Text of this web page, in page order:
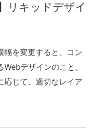
リキッドデザイ
幅を変更すると、コン
デザインのこと。
応じて、適切なレイア